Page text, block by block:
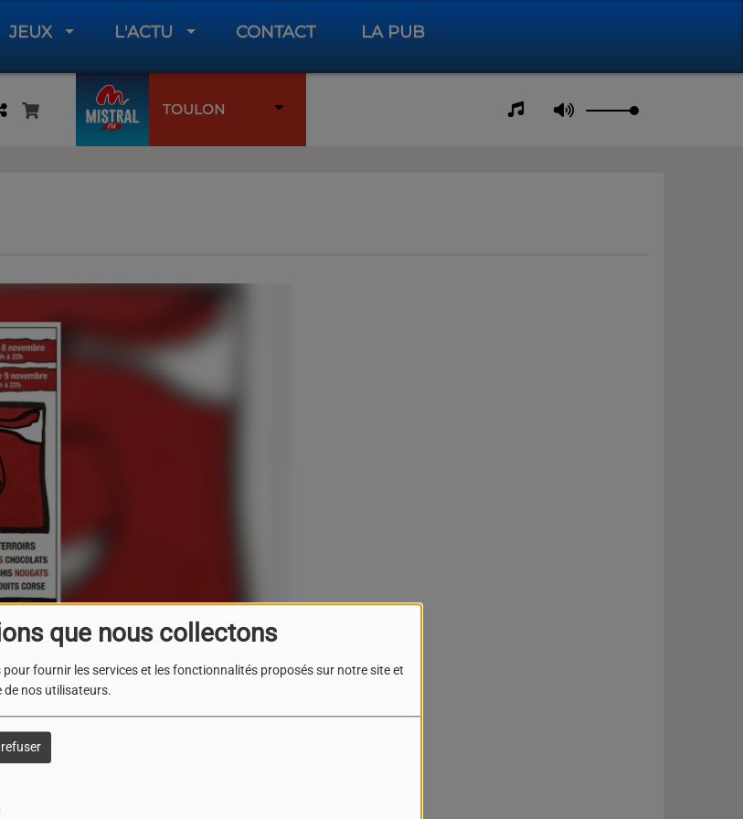
que nous collectons
fournir les services et les fonctionnalités proposés sur notre site et
de nos utilisateurs.
JEUX L'ACTU CONTACT LA PUB
TOULON
dédié aux plaisirs gourmands avec